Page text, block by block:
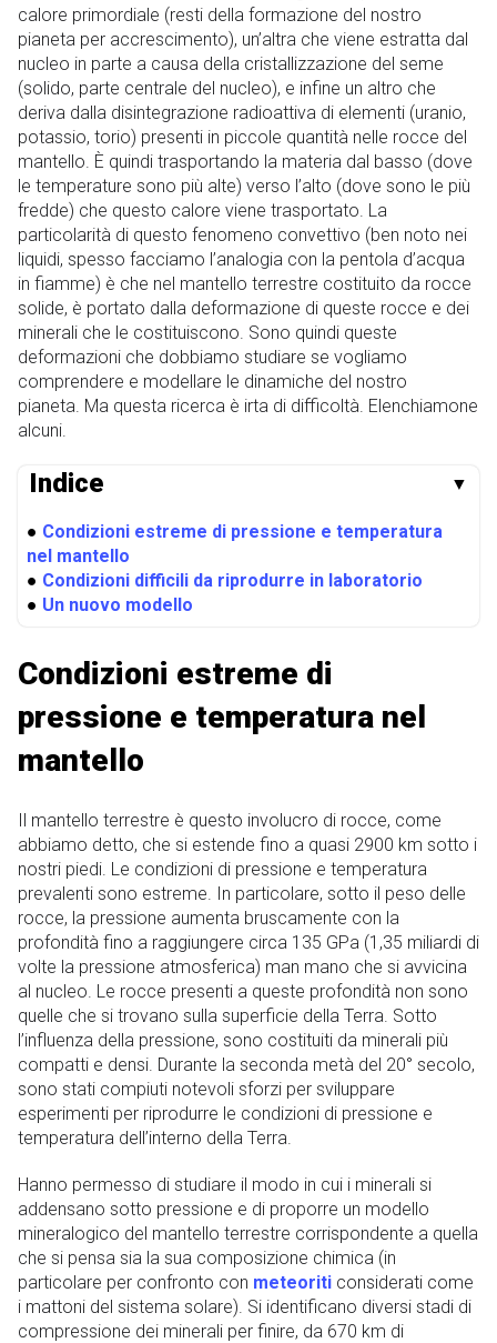
calore primordiale (resti della formazione del nostro
pianeta per accrescimento), un’altra che viene estratta dal
nucleo in parte a causa della cristallizzazione del seme
(solido, parte centrale del nucleo), e infine un altro che
deriva dalla disintegrazione radioattiva di elementi (uranio,
potassio, torio) presenti in piccole quantità nelle rocce del
mantello. È quindi trasportando la materia dal basso (dove
le temperature sono più alte) verso l’alto (dove sono le più
fredde) che questo calore viene trasportato. La
particolarità di questo fenomeno convettivo (ben noto nei
liquidi, spesso facciamo l’analogia con la pentola d’acqua
in fiamme) è che nel mantello terrestre costituito da rocce
solide, è portato dalla deformazione di queste rocce e dei
minerali che le costituiscono. Sono quindi queste
deformazioni che dobbiamo studiare se vogliamo
comprendere e modellare le dinamiche del nostro
pianeta. Ma questa ricerca è irta di difficoltà. Elenchiamone
alcuni.
Indice ▼
● Condizioni estreme di pressione e temperatura
nel mantello
● Condizioni difficili da riprodurre in laboratorio
● Un nuovo modello
Condizioni estreme di
pressione e temperatura nel
mantello
Il mantello terrestre è questo involucro di rocce, come
abbiamo detto, che si estende fino a quasi 2900 km sotto i
nostri piedi. Le condizioni di pressione e temperatura
prevalenti sono estreme. In particolare, sotto il peso delle
rocce, la pressione aumenta bruscamente con la
profondità fino a raggiungere circa 135 GPa (1,35 miliardi di
volte la pressione atmosferica) man mano che si avvicina
al nucleo. Le rocce presenti a queste profondità non sono
quelle che si trovano sulla superficie della Terra. Sotto
l’influenza della pressione, sono costituiti da minerali più
compatti e densi. Durante la seconda metà del 20° secolo,
sono stati compiuti notevoli sforzi per sviluppare
esperimenti per riprodurre le condizioni di pressione e
temperatura dell’interno della Terra.
Hanno permesso di studiare il modo in cui i minerali si
addensano sotto pressione e di proporre un modello
mineralogico del mantello terrestre corrispondente a quella
che si pensa sia la sua composizione chimica (in
particolare per confronto con meteoriti considerati come
i mattoni del sistema solare). Si identificano diversi stadi di
compressione dei minerali per finire, da 670 km di